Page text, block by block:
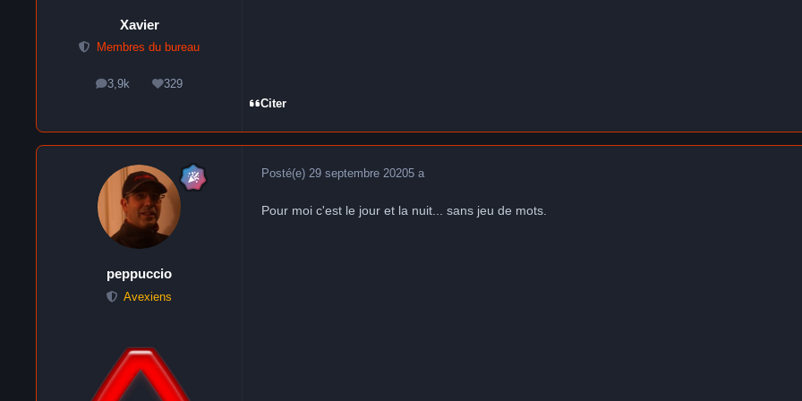
Xavier
Membres du bureau
3,9k
messages329
Réputation
Citer
peppuccio
Avexiens
Posté(e) 29 septembre 20205 a
Pour moi c'est le jour et la nuit... sans jeu de mots.